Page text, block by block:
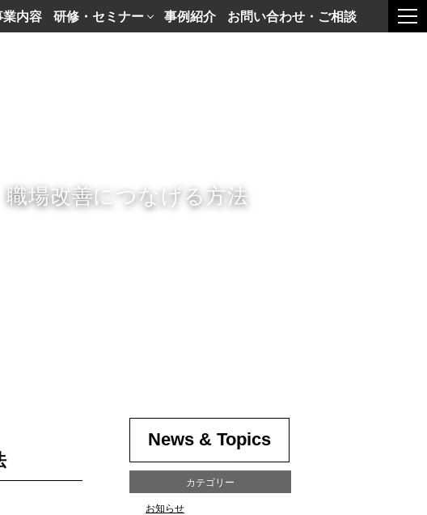
業内容 研修・セミナー 事例紹介 お問い合わせ・ご相談
場改善につなげる方法
News & Topics
カテゴリー
お知らせ